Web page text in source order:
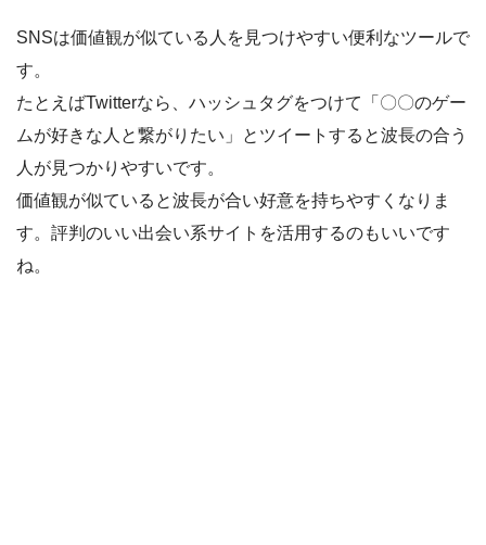
SNSは価値観が似ている人を見つけやすい便利なツールで
す。
たとえばTwitterなら、ハッシュタグをつけて「〇〇のゲー
ムが好きな人と繋がりたい」とツイートすると波長の合う
人が見つかりやすいです。
価値観が似ていると波長が合い好意を持ちやすくなりま
す。評判のいい出会い系サイトを活用するのもいいです
ね。